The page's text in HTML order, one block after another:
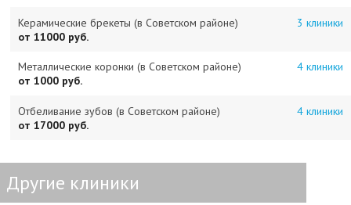
Керамические брекеты (в Советском районе)
3 клиники
от 11000 руб.
Металлические коронки (в Советском районе)
4 клиники
от 1000 руб.
Отбеливание зубов (в Советском районе)
4 клиники
от 17000 руб.
Другие клиники